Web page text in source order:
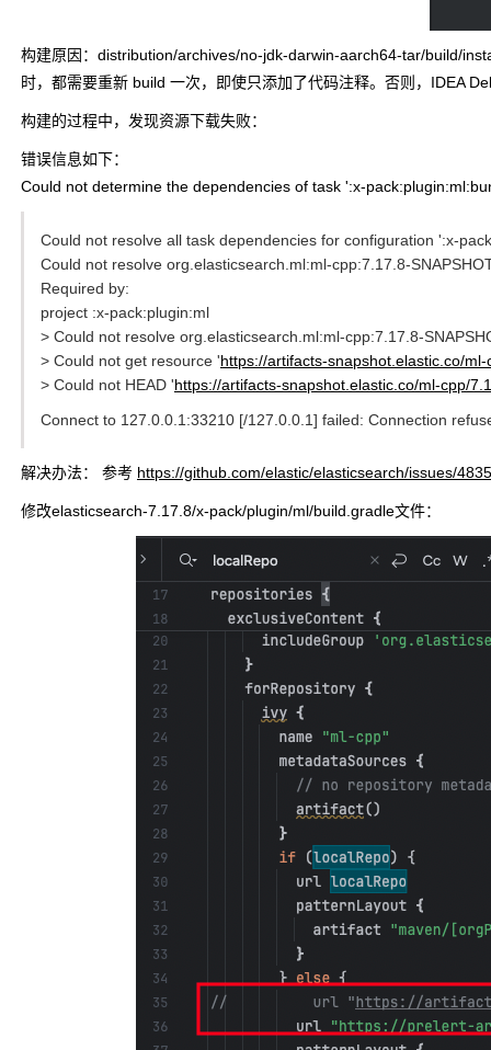
构建原因：distribution/archives/no-jdk-darwin-aarch64-tar/build/
时，都需要重新 build 一次，即使只添加了代码注释。否则，IDEA
构建的过程中，发现资源下载失败：
错误信息如下：
Could not determine the dependencies of task ':x-
Could not resolve all task dependencies for configuration ':x-
Could not resolve org.elasticsearch.ml:ml-cpp:7.17.8-
Required by:
project :x-pack:plugin:ml
> Could not resolve org.elasticsearch.ml:ml-cpp:7.17.8-
> Could not get resource 'https://artifacts-snapshot.elastic.co/
> Could not HEAD 'https://artifacts-snapshot.elastic.co/ml-cpp/
Connect to 127.0.0.1:33210 [/127.0.0.1] failed: Connection
解决办法： 参考 https://github.com/elastic/elasticsearch/issues/
修改elasticsearch-7.17.8/x-pack/plugin/ml/build.gradle文件：